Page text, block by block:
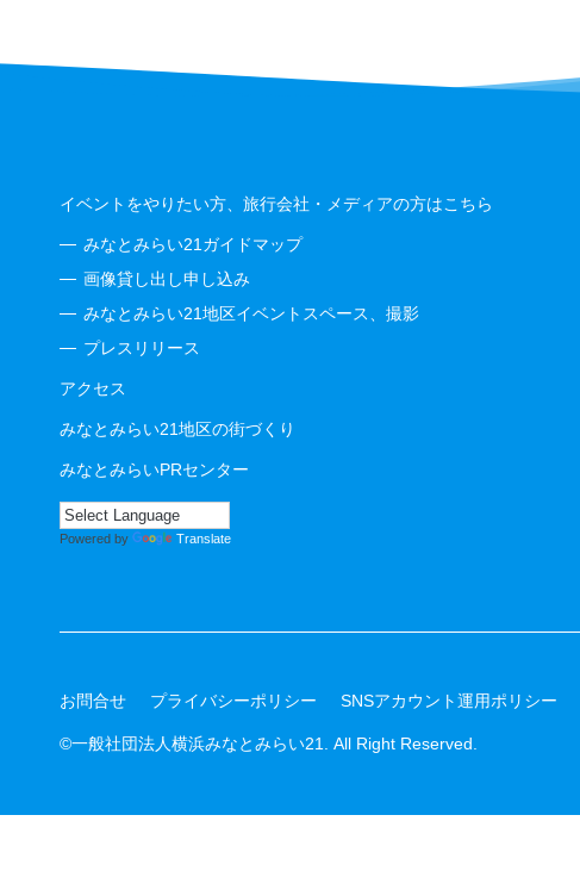
イベントをやりたい方、旅行会社・メディアの方はこちら
みなとみらい21ガイドマップ
画像貸し出し申し込み
みなとみらい21地区イベントスペース、撮影
プレスリリース
アクセス
みなとみらい21地区の街づくり
みなとみらいPRセンター
Powered by Translate
お問合せ プライバシーポリシー SNSアカウント運用ポリシー
©一般社団法人横浜みなとみらい21. All Right Reserved.